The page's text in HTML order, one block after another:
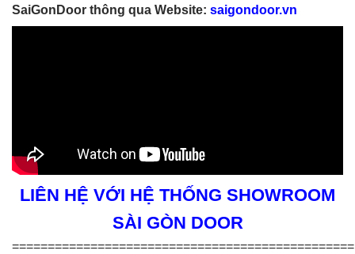
SaiGonDoor thông qua Website: saigondoor.vn
LIÊN HỆ VỚI HỆ THỐNG SHOWROOM
SÀI GÒN DOOR
================================================